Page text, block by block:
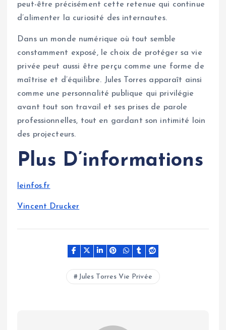
peut-être précisément cette retenue qui continue
d’alimenter la curiosité des internautes.
Dans un monde numérique où tout semble
constamment exposé, le choix de protéger sa vie
privée peut aussi être perçu comme une forme de
maîtrise et d’équilibre. Jules Torres apparaît ainsi
comme une personnalité publique qui privilégie
avant tout son travail et ses prises de parole
professionnelles, tout en gardant son intimité loin
des projecteurs.
Plus D’informations
leinfos.fr
Vincent Drucker
Jules Torres Vie Privée